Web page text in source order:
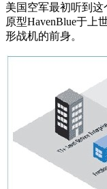
美国空军最初听到
原型HavenBlue于上
形战机的前身。